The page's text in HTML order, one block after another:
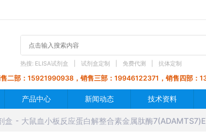
热搜: ELISA试剂盒 试剂盒定制 免费代测 抗体定制
二部：15921990938，销售三部：19946122371，销售四部
产品中心 新闻动态 技术资料
盒 大鼠血小板反应蛋白解整合素金属肽酶